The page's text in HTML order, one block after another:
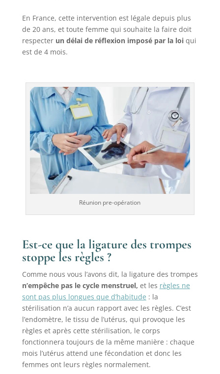
En France, cette intervention est légale depuis plus
de 20 ans, et toute femme qui souhaite la faire doit
respecter un délai de réflexion imposé par la loi qui
est de 4 mois.
Réunion pre-opération
Est-ce que la ligature des trompes
stoppe les règles ?
Comme nous vous l’avons dit, la ligature des trompes
n’empêche pas le cycle menstruel, et les règles ne
sont pas plus longues que d’habitude : la
stérilisation n’a aucun rapport avec les règles. C’est
l’endomètre, le tissu de l’utérus, qui provoque les
règles et après cette stérilisation, le corps
fonctionnera toujours de la même manière : chaque
mois l’utérus attend une fécondation et donc les
femmes ont leurs règles normalement.